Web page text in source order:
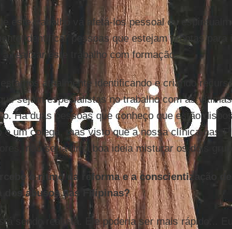
este trabalho vá afetá-los pessoal ou
identificar pessoas que estejam prontas
a realizar este trabalho com formação.
estamos atualmente identificando e criando
sejam especialistas no trabalho com as
Há duas pessoas que conheço que estão
e um colega, mas visto que a nossa clínica nas
não seria uma boa ideia misturar os dois
o ritmo da reforma e a conscientização
dos abusos nas Filipinas?
sendo realista. Ele poderia ser mais rápido...